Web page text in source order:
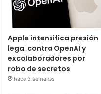
Apple intensifica presión
legal contra OpenAI y
excolaboradores por
robo de secretos
hace 3 semanas